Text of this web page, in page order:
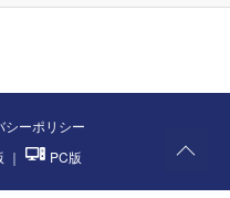
シーポリシー
｜ PC版